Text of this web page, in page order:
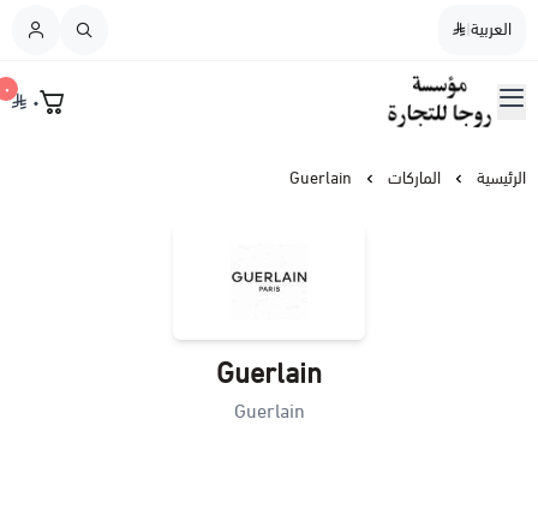
العربية|
مؤسسة روجا للتجارة
٠ ٠ القائمة الرئيسية
نسائيالرئيسية الماركات Guerlain
Guerlain
Guerlain